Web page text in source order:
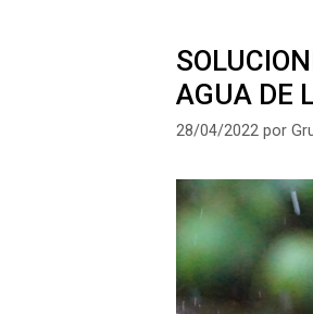
AGUA DE
28/04/2022 por